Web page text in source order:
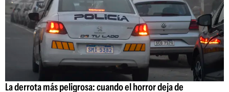
La derrota más peligrosa: cuando el horror deja de